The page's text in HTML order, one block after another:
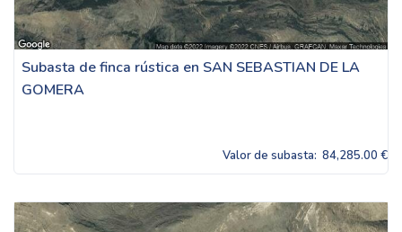
Subasta de finca rústica en SAN SEBASTIAN DE LA
GOMERA
Valor de subasta: 84,285.00 €